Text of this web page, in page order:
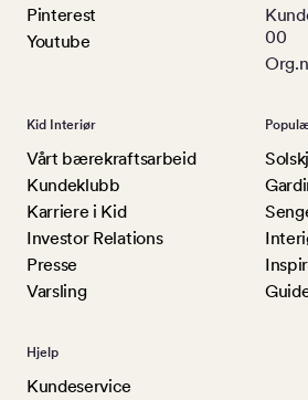
Pinterest
Youtube
00
Kid Interiør
Vårt bærekraftsarbeid
Kundeklubb
Karriere i Kid
Investor Relations
Presse
Varsling
Hjelp
Kundeservice